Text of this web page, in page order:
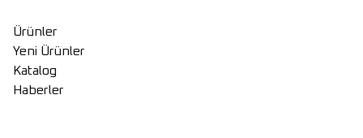
Ürünler
Yeni Ürünler
Katalog
Haberler